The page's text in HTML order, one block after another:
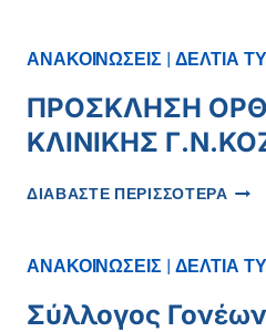
ΑΝΑΚΟΙΝΩΣΕΙΣ| ΔΕΛΤΙΑ
ΠΡΟΣΚΛΗΣΗ
ΚΛΙΝΙΚΗΣ
ΔΙΑΒΑΣΤΕ ΠΕΡΙΣΣΟΤΕΡΑ
ΑΝΑΚΟΙΝΩΣΕΙΣ| ΔΕΛΤΙΑ
Σύλλογος